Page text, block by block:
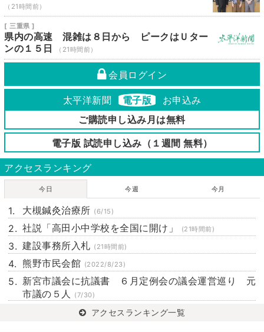
（21時間前）
[ 三重県 ]
県内の高速 混雑は８日から ピークはＵター
ンの１５日
（21時間前）
会員ログイン
太平洋新聞 電子版
お申込み
ご購読申し込み月は無料
電子版 試読申し込み（１週間 無料）
アクセスランキング
今日 今週 今月
大槻鍼灸治療所 (6/15)
社説「高田小中学校を全国に開け」 (21時間前)
建設事務所入札 (21時間前)
熊野市民会館 (2022/8/23)
新宮市議会に抗議書 ６月定例会の議会運営巡り 元
市議の５人
(7/30)
アクセスランキング一覧